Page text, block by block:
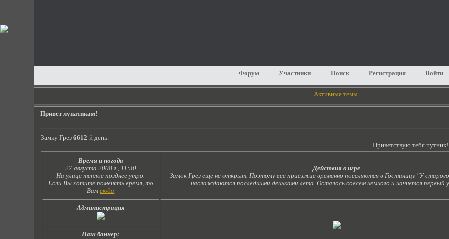
Форум Участники Поиск Регистрация Войти
Активные темы
Привет лунатикам!
Замку Грез 6612-й день.
Приветствую тебя путник! Не
Время и погода
27 августа 2008 г., 11:30
На улице теплое позднее утро.
Если Вы хотите поменять время, то
Вамсюда
Действия в игре
Замок Грез еще не открыт. Поэтому все приезжие временно поселяются в Гостиницу "У
наслаждаются последними деньками лета. Осталось совсем немного и начнется первый
Администрация
Наш баннер: